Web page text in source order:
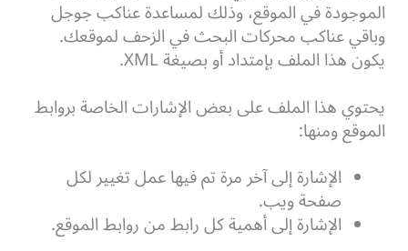
الموجودة في الموقع، وذلك لمساعدة عناكب جوجل
وباقي عناكب محركات البحث في الزحف لموقعك.
يكون هذا الملف بإمتداد أو بصيغة XML.
يحتوي هذا الملف على بعض الإشارات الخاصة بروابط
الموقع ومنها:
الإشارة إلى آخر مرة تم فيها عمل تغيير لكل
صفحة ويب.
الإشارة إلى أهمية كل رابط من روابط الموقع.